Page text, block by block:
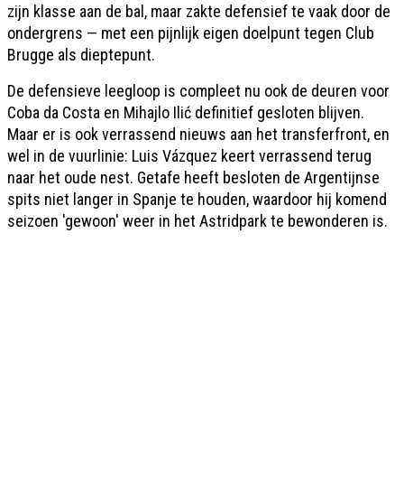
zijn klasse aan de bal, maar zakte defensief te vaak door de
ondergrens — met een pijnlijk eigen doelpunt tegen Club
Brugge als dieptepunt.
De defensieve leegloop is compleet nu ook de deuren voor
Coba da Costa en Mihajlo Ilić definitief gesloten blijven.
Maar er is ook verrassend nieuws aan het transferfront, en
wel in de vuurlinie: Luis Vázquez keert verrassend terug
naar het oude nest. Getafe heeft besloten de Argentijnse
spits niet langer in Spanje te houden, waardoor hij komend
seizoen 'gewoon' weer in het Astridpark te bewonderen is.